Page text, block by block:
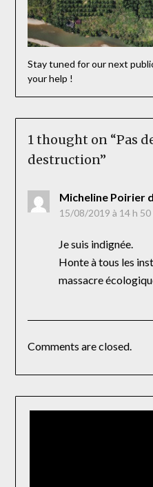
Stay tuned for our next
your help !
1 thought on “Pas
destruction”
Micheline Poirier
15/08/2019 à 14 h 50
Je suis indignée.
Honte à tous les
massacre
Comments are closed.